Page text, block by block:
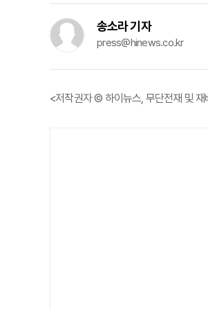
송소라 기자
press@hinews.co.kr
<저작권자 © 하이뉴스, 무단전재 및 재